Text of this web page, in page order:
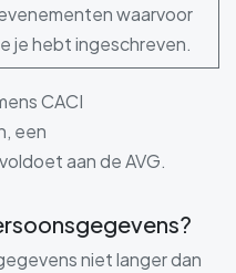
waarvoor
je hebt ingeschreven.
CACI
een
aan de AVG.
niet langer dan